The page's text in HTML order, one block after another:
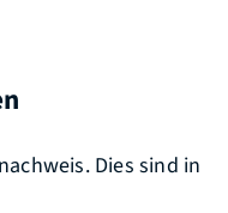
Dies sind in